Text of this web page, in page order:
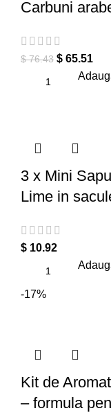
Carbuni
$76.43 $ 65.51
3 x Mini
Lime in
$ 10.92
-17%
Kit de
– formula